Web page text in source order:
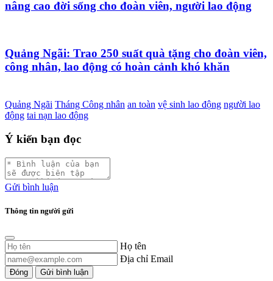
nâng cao đời sống cho đoàn viên, người lao động
Quảng Ngãi: Trao 250 suất quà tặng cho đoàn viên,
công nhân, lao động có hoàn cảnh khó khăn
Quảng Ngãi Tháng Công nhân an toàn vệ sinh lao động người lao
động tai nạn lao động
Ý kiến bạn đọc
Gửi bình luận
Thông tin người gửi
Họ tên
Địa chỉ Email
Đóng Gửi bình luận